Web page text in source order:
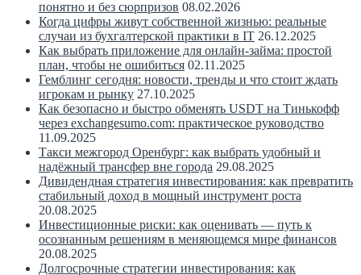
понятно и без сюрпризов 08.02.2026
Когда цифры живут собственной жизнью: реальные
случаи из бухгалтерской практики в IT 26.12.2025
Как выбрать приложение для онлайн-займа: простой
план, чтобы не ошибиться 02.11.2025
Гемблинг сегодня: новости, тренды и что стоит ждать
игрокам и рынку 27.10.2025
Как безопасно и быстро обменять USDT на Тинькофф
через exchangesumo.com: практическое руководство
11.09.2025
Такси межгород Оренбург: как выбрать удобный и
надёжный трансфер вне города 29.08.2025
Дивидендная стратегия инвестирования: как превратить
стабильный доход в мощный инструмент роста
20.08.2025
Инвестиционные риски: как оценивать — путь к
осознанным решениям в меняющемся мире финансов
20.08.2025
Долгосрочные стратегии инвестирования: как